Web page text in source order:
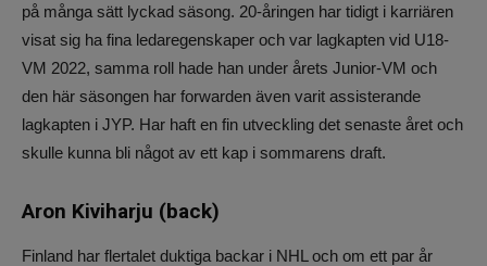
på många sätt lyckad säsong. 20-åringen har tidigt i karriären
visat sig ha fina ledaregenskaper och var lagkapten vid U18-
VM 2022, samma roll hade han under årets Junior-VM och
den här säsongen har forwarden även varit assisterande
lagkapten i JYP. Har haft en fin utveckling det senaste året och
skulle kunna bli något av ett kap i sommarens draft.
Aron Kiviharju (back)
Finland har flertalet duktiga backar i NHL och om ett par år